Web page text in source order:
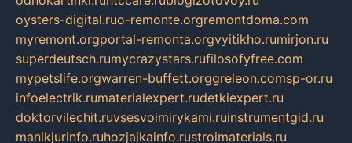
oysters-digital.ruo-remonte.orgremontdoma.com
myremont.orgportal-remonta.orgvyitikho.rumirjon.ru
superdeutsch.rumycrazystars.rufilosofyfree.com
mypetslife.orgwarren-buffett.orggreleon.comsp-or.ru
infoelectrik.rumaterialexpert.rudetkiexpert.ru
doktorvilechit.ruvsesvoimirykami.ruinstrumentgid.ru
manikjurinfo.ruhozjajkainfo.rustroimaterials.ru